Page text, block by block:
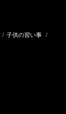
/ 子供の習い事 /